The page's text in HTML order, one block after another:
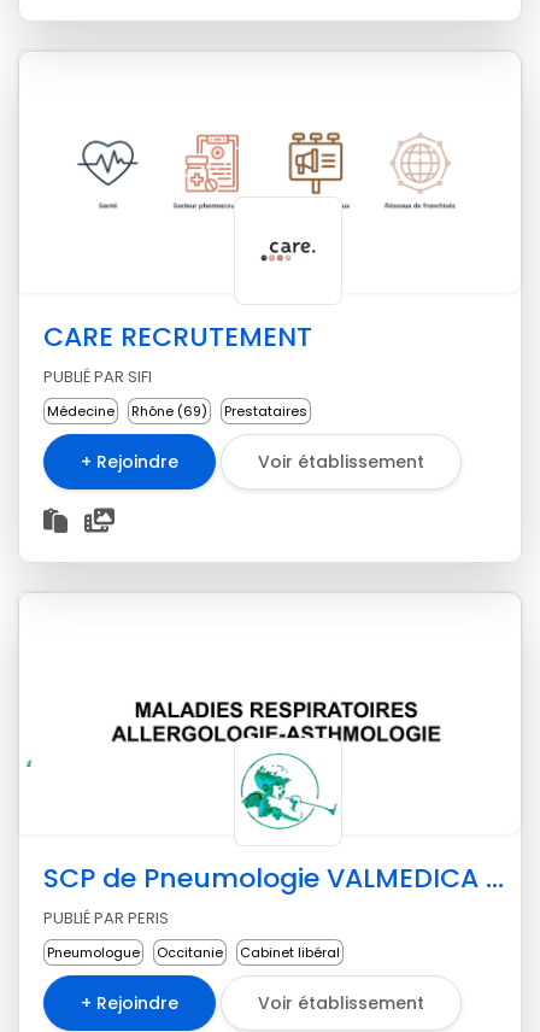
CARE RECRUTEMENT
PUBLIÉ PAR SIFI
Médecine Rhône (69) Prestataires
+ Rejoindre Voir établissement
SCP de Pneumologie VALMEDICA NÎMES
PUBLIÉ PAR PERIS
Pneumologue Occitanie Cabinet libéral
+ Rejoindre Voir établissement